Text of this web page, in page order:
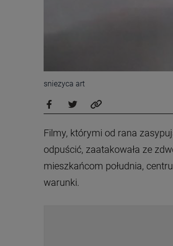
sniezyca art
Filmy, którymi od rana
odpuścić, zaatakowała ze
mieszkańcom południa,
warunki.